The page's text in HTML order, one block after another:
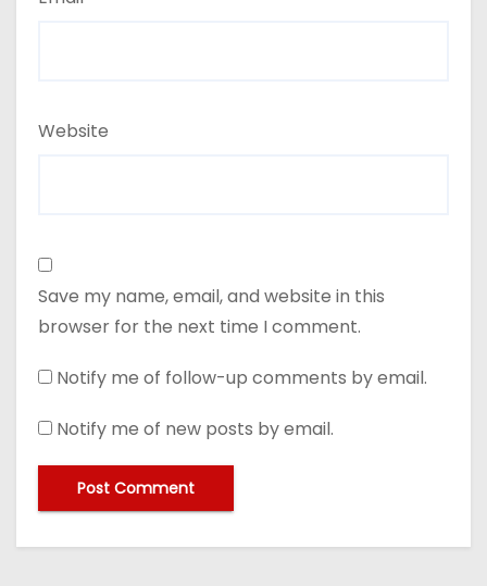
Website
Save my name, email, and website in this
browser for the next time I comment.
Notify me of follow-up comments by email.
Notify me of new posts by email.